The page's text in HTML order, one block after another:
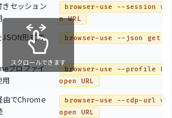
きセッション
browser-use --session
n URL
JSON形式で
browser-use --json get
プロファイ
用
browser-use --profile
open URL
由でChrome
browser-use --cdp-url
open URL
スクロールできます